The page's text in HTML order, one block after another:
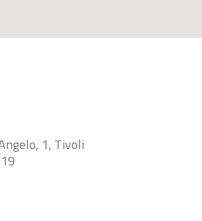
1, Tivoli